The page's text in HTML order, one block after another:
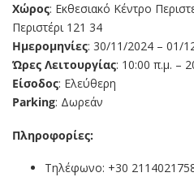
Χώρος: Εκθεσιακό Κέντρο
Περιστέρι 121 34
Ημερομηνίες: 30/11/2024 – 01/
Ώρες Λειτουργίας: 10:00 π.μ. –
Είσοδος: Ελεύθερη
Parking: Δωρεάν
Πληροφορίες:
Τηλέφωνο: +30